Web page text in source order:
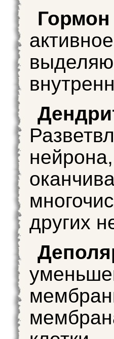
Гормон
других